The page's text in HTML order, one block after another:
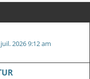
c
2026 9:12 am